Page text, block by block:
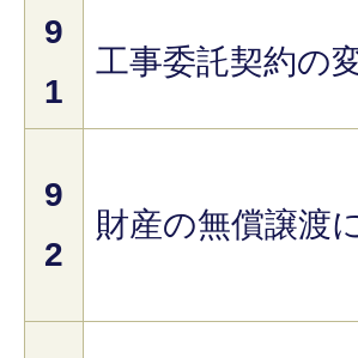
9
1
工事委託契約の
9
2
財産の無償譲渡